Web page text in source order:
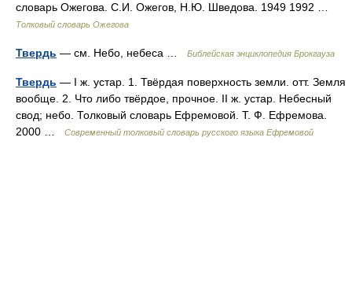
словарь Ожегова. С.И. Ожегов, Н.Ю. Шведова. 1949 1992 …
Толковый словарь Ожегова
Твердь — см. Небо, небеса … Библейская энциклопедия Брокгауза
Твердь — I ж. устар. 1. Твёрдая поверхность земли. отт. Земля
вообще. 2. Что либо твёрдое, прочное. II ж. устар. Небесный
свод; небо. Толковый словарь Ефремовой. Т. Ф. Ефремова.
2000 …
Современный толковый словарь русского языка Ефремовой